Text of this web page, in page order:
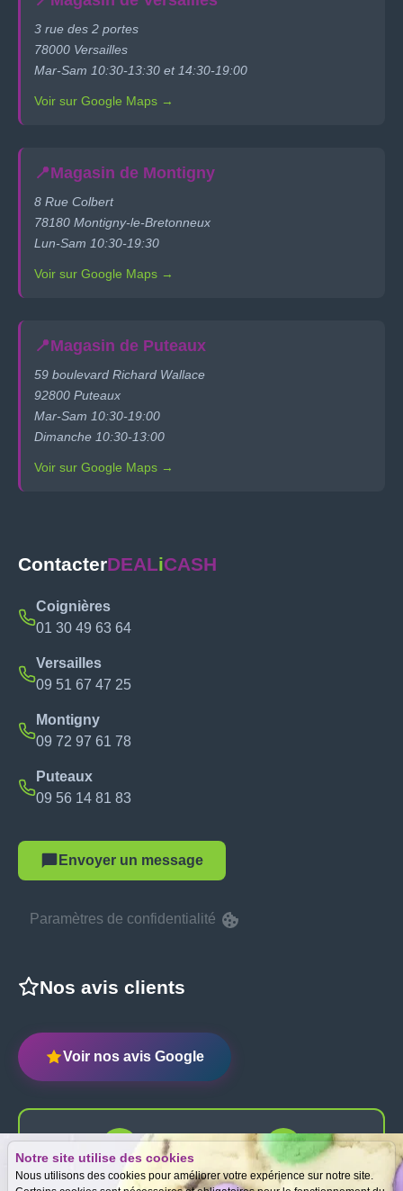
Notre site utilise des cookies
Nous utilisons des cookies pour améliorer votre expérience sur notre site.
3 rue des 2 portes
78000 Versailles
Mar-Sam 10:30-13:30 et 14:30-19:00
Voir sur Google Maps →
📍Magasin de Montigny
8 Rue Colbert
78180 Montigny-le-Bretonneux
Lun-Sam 10:30-19:30
Voir sur Google Maps →
📍Magasin de Puteaux
59 boulevard Richard Wallace
92800 Puteaux
Mar-Sam 10:30-19:00
Dimanche 10:30-13:00
Voir sur Google Maps →
ContacterDEALiCASH
Coignières
01 30 49 63 64
Versailles
09 51 67 47 25
Montigny
09 72 97 61 78
Puteaux
09 56 14 81 83
Envoyer un message
Paramètres de confidentialité
Nos avis clients
Voir nos avis Google
Expertise
Meilleurs prix